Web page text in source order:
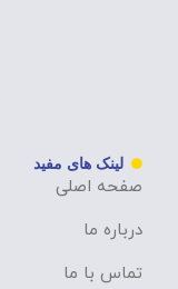
لینک های مفید
صفحه اصلی
درباره ما
تماس با ما